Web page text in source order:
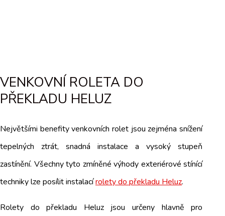
VENKOVNÍ ROLETA DO
PŘEKLADU HELUZ
Největšími benefity venkovních rolet jsou zejména snížení
tepelných ztrát, snadná instalace a vysoký stupeň
zastínění. Všechny tyto zmíněné výhody exteriérové stínící
techniky lze posílit instalacírolety do překladu Heluz.
Rolety do překladu Heluz jsou určeny hlavně pro